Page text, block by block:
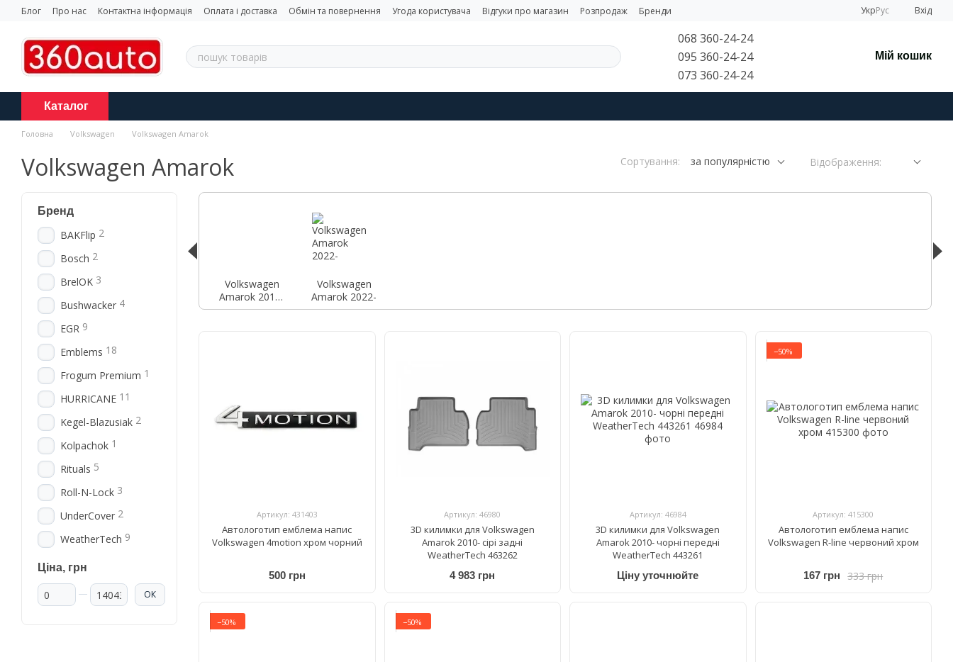
Перейти до основного контенту
Блог Про нас Контактна інформація Оплата і доставка Обмін та повернення Угода користувача Відгуки про магазин Розпродаж Бренди УкрРус Вхід
068 360-24-24
095 360-24-24
073 360-24-24
Мій кошик
Каталог
Головна Volkswagen Volkswagen Amarok
Volkswagen Amarok Сортування: за популярністю Відображення:
Volkswagen
Amarok 2010-
2022
Volkswagen
Amarok 2022-
Артикул: 431403
Автологотип емблема напис
Volkswagen 4motion хром чорний
500 грн
Артикул: 46980
3D килимки для Volkswagen
Amarok 2010- сірі задні
WeatherTech 463262
4 983 грн
Артикул: 46984
3D килимки для Volkswagen
Amarok 2010- чорні передні
WeatherTech 443261
Ціну уточнюйте
−50%
Артикул: 415300
Автологотип емблема напис
Volkswagen R-line червоний хром
333 грн
167 грн
−50% −50%
Бренд
BAKFlip 2
Bosch 2
BrelOK 3
Bushwacker 4
EGR 9
Emblems 18
Frogum Premium 1
HURRICANE 11
Kegel-Blazusiak 2
Kolpachok 1
Rituals 5
Roll-N-Lock 3
UnderCover 2
WeatherTech 9
Ціна, грн
Від Ціна, грн
До Ціна, грн ОК